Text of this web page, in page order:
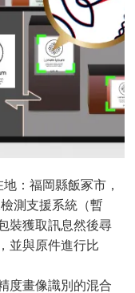
：福岡縣飯冢市，
測支援系統（暫
裝獲取訊息然後尋
並與原件進行比
度畫像識別的混合